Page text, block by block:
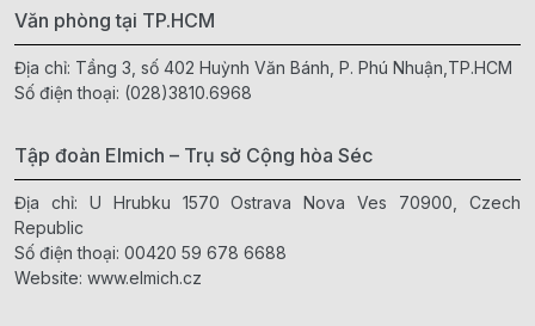
Văn phòng tại TP.HCM
Địa chỉ: Tầng 3, số 402 Huỳnh Văn Bánh, P. Phú Nhuận,TP.HCM
Số điện thoại: (028)3810.6968
Tập đoàn Elmich – Trụ sở Cộng hòa Séc
Địa chỉ: U Hrubku 1570 Ostrava Nova Ves 70900, Czech
Republic
Số điện thoại: 00420 59 678 6688
Website: www.elmich.cz